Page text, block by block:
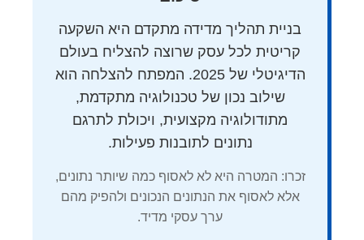
בניית תהליך מדידה מתקדם היא השקעה
קריטית לכל עסק שרוצה להצליח בעולם
הדיגיטלי של 2025. המפתח להצלחה הוא
שילוב נכון של טכנולוגיה מתקדמת,
מתודולוגיה מקצועית, ויכולת לתרגם
נתונים לתובנות פעילות.
זכרו: המטרה היא לא לאסוף כמה שיותר נתונים,
אלא לאסוף את הנתונים הנכונים ולהפיק מהם
ערך עסקי מדיד.